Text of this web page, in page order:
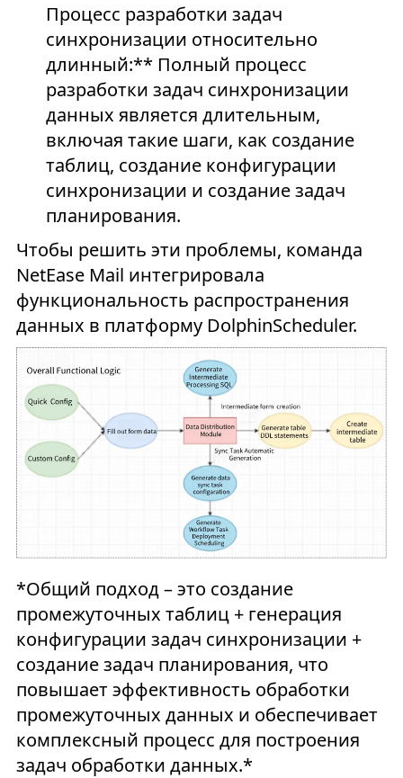
Процесс разработки задач
синхронизации относительно
длинный:** Полный процесс
разработки задач синхронизации
данных является длительным,
включая такие шаги, как создание
таблиц, создание конфигурации
синхронизации и создание задач
планирования.
Чтобы решить эти проблемы, команда
NetEase Mail интегрировала
функциональность распространения
данных в платформу DolphinScheduler.
*Общий подход – это создание
промежуточных таблиц + генерация
конфигурации задач синхронизации +
создание задач планирования, что
повышает эффективность обработки
промежуточных данных и обеспечивает
комплексный процесс для построения
задач обработки данных.*